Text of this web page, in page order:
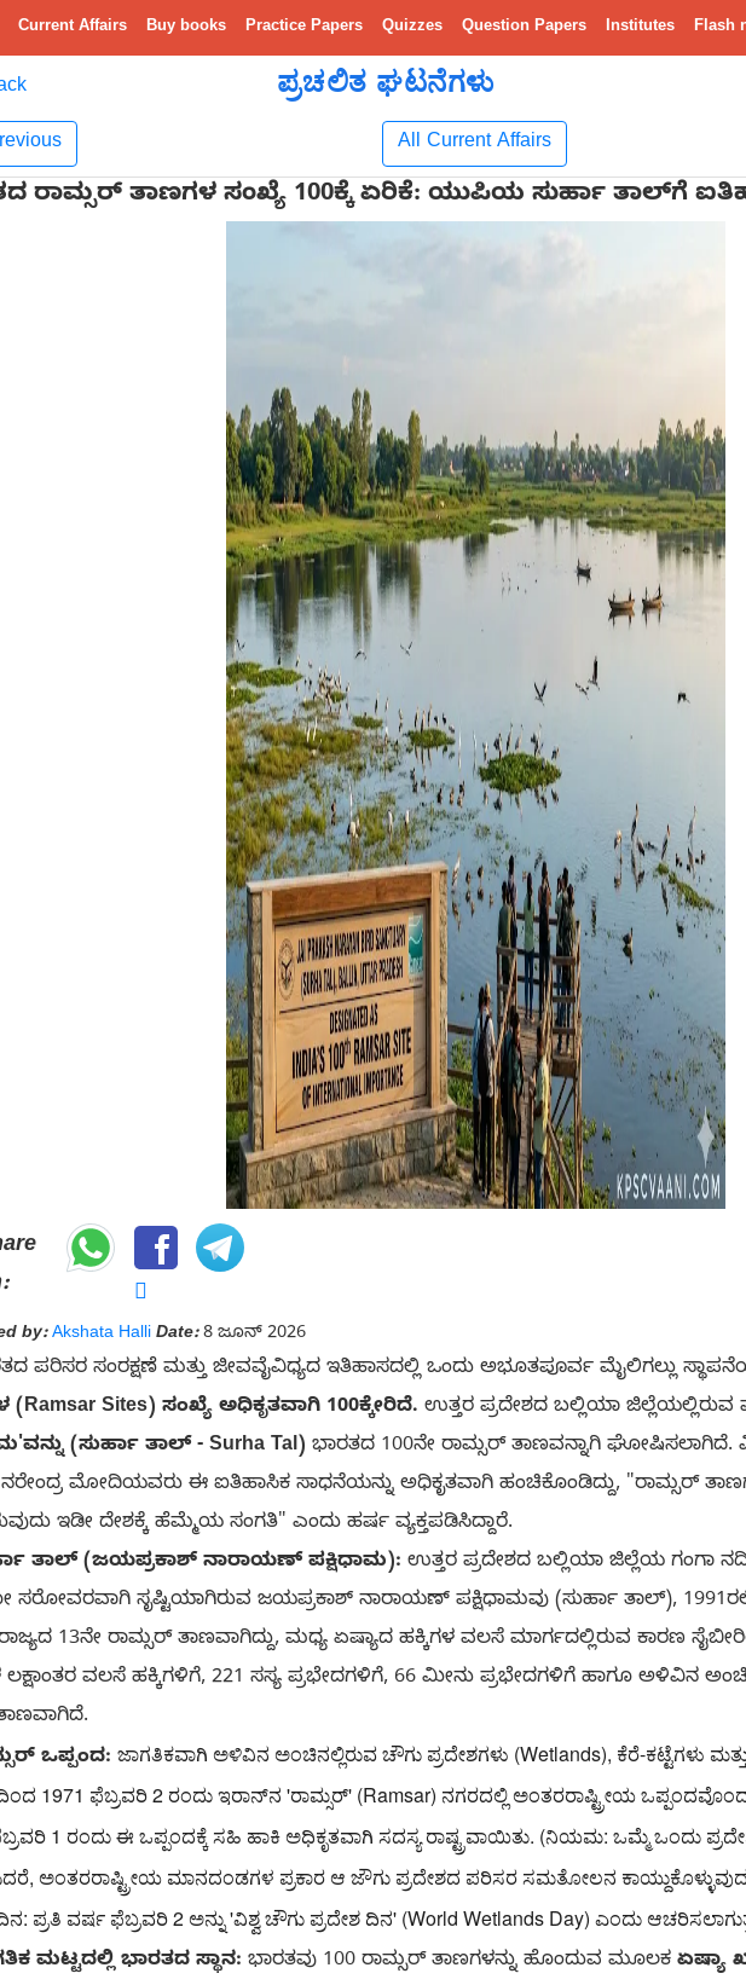
Current Affairs Buy books Practice Papers Quizzes Question Papers Institutes Flash
ಪ್ರಚಲಿತ ಘಟನೆಗಳು
All Current Affairs
ರಾಮ್ಸರ್ ತಾಣಗಳ ಸಂಖ್ಯೆ 100ಕ್ಕೆ ಏರಿಕೆ: ಯುಪಿಯ ಸುರ್ಹಾ ತಾಲ್‌ಗೆ
by: Akshata Halli Date:8 ಜೂನ್ 2026
ಪರಿಸರ ಸಂರಕ್ಷಣೆ ಮತ್ತು ಜೀವವೈವಿಧ್ಯದ ಇತಿಹಾಸದಲ್ಲಿ ಒಂದು ಅಭೂತಪೂರ್ವ ಮೈಲಿಗಲ್ಲು
(Ramsar Sites) ಸಂಖ್ಯೆ ಅಧಿಕೃತವಾಗಿ 100ಕ್ಕೇರಿದೆ. ಉತ್ತರ ಪ್ರದೇಶದ ಬಲ್ಲಿಯಾ ಜಿಲ್ಲೆಯಲ್ಲಿರುವ
(ಸುರ್ಹಾ ತಾಲ್ - Surha Tal) ಭಾರತದ 100ನೇ ರಾಮ್ಸರ್ ತಾಣವನ್ನಾಗಿ ಘೋಷಿಸಲಾಗಿದೆ.
ನರೇಂದ್ರ ಮೋದಿಯವರು ಈ ಐತಿಹಾಸಿಕ ಸಾಧನೆಯನ್ನು ಅಧಿಕೃತವಾಗಿ ಹಂಚಿಕೊಂಡಿದ್ದು, "ರಾಮ್ಸರ್
ಇಡೀ ದೇಶಕ್ಕೆ ಹೆಮ್ಮೆಯ ಸಂಗತಿ" ಎಂದು ಹರ್ಷ ವ್ಯಕ್ತಪಡಿಸಿದ್ದಾರೆ.
ತಾಲ್ (ಜಯಪ್ರಕಾಶ್ ನಾರಾಯಣ್ ಪಕ್ಷಿಧಾಮ): ಉತ್ತರ ಪ್ರದೇಶದ ಬಲ್ಲಿಯಾ ಜಿಲ್ಲೆಯ ಗಂಗಾ
ಸರೋವರವಾಗಿ ಸೃಷ್ಟಿಯಾಗಿರುವ ಜಯಪ್ರಕಾಶ್ ನಾರಾಯಣ್ ಪಕ್ಷಿಧಾಮವು (ಸುರ್ಹಾ ತಾಲ್),
ರಾಜ್ಯದ 13ನೇ ರಾಮ್ಸರ್ ತಾಣವಾಗಿದ್ದು, ಮಧ್ಯ ಏಷ್ಯಾದ ಹಕ್ಕಿಗಳ ವಲಸೆ ಮಾರ್ಗದಲ್ಲಿರುವ ಕಾರಣ
ಲಕ್ಷಾಂತರ ವಲಸೆ ಹಕ್ಕಿಗಳಿಗೆ, 221 ಸಸ್ಯ ಪ್ರಭೇದಗಳಿಗೆ, 66 ಮೀನು ಪ್ರಭೇದಗಳಿಗೆ ಹಾಗೂ ಅಳಿವಿನ
ಒಪ್ಪಂದ: ಜಾಗತಿಕವಾಗಿ ಅಳಿವಿನ ಅಂಚಿನಲ್ಲಿರುವ ಚೌಗು ಪ್ರದೇಶಗಳು (Wetlands), ಕೆರೆ-ಕಟ್ಟೆಗಳು
ರಂದು ಇರಾನ್‌ನ 'ರಾಮ್ಸರ್' (Ramsar) ನಗರದಲ್ಲಿ ಅಂತರರಾಷ್ಟ್ರೀಯ ಒಪ್ಪಂದವೊಂದನ್ನು ಮಾಡಿಕೊಳ್ಳಲಾಯಿತು. ಭಾರತವು
1 ರಂದು ಈ ಒಪ್ಪಂದಕ್ಕೆ ಸಹಿ ಹಾಕಿ ಅಧಿಕೃತವಾಗಿ ಸದಸ್ಯ ರಾಷ್ಟ್ರವಾಯಿತು. (ನಿಯಮ: ಒಮ್ಮೆ ಒಂದು
ಅಂತರರಾಷ್ಟ್ರೀಯ ಮಾನದಂಡಗಳ ಪ್ರಕಾರ ಆ ಜೌಗು ಪ್ರದೇಶದ ಪರಿಸರ ಸಮತೋಲನ ಕಾಯ್ದುಕೊಳ್ಳುವುದು
ಪ್ರತಿ ವರ್ಷ ಫೆಬ್ರವರಿ 2 ಅನ್ನು 'ವಿಶ್ವ ಚೌಗು ಪ್ರದೇಶ ದಿನ' (World Wetlands Day) ಎಂದು
ಮಟ್ಟದಲ್ಲಿ ಭಾರತದ ಸ್ಥಾನ: ಭಾರತವು 100 ರಾಮ್ಸರ್ ತಾಣಗಳನ್ನು ಹೊಂದುವ ಮೂಲಕ ಏಷ್ಯಾ